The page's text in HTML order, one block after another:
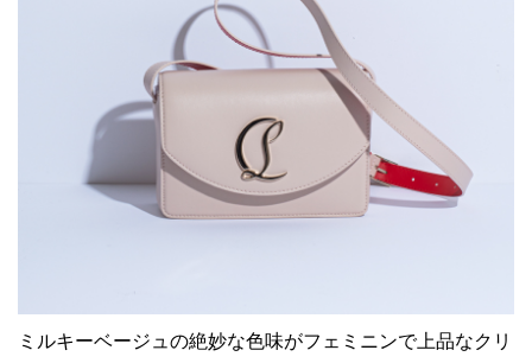
ミルキーベージュの絶妙な色味がフェミニンで上品なクリ